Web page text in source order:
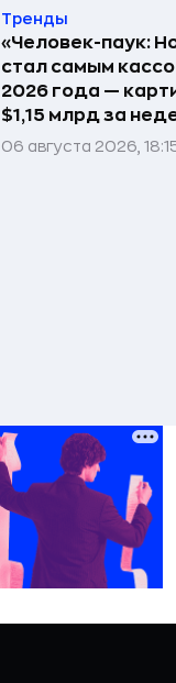
Тренды
«Человек-паук:
стал самым
2026 года —
$1,15 млрд за
06 августа 2026,